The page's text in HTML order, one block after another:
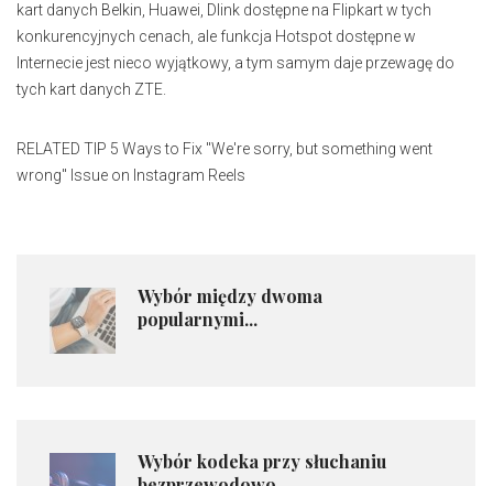
kart danych Belkin, Huawei, Dlink dostępne na Flipkart w tych
konkurencyjnych cenach, ale funkcja Hotspot dostępne w
Internecie jest nieco wyjątkowy, a tym samym daje przewagę do
tych kart danych ZTE.
RELATED TIP 5 Ways to Fix "We're sorry, but something went
wrong" Issue on Instagram Reels
Wybór między dwoma
popularnymi...
Wybór kodeka przy słuchaniu